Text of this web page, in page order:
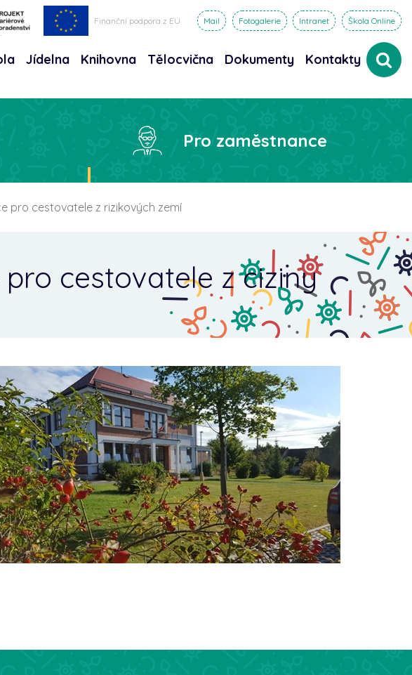
Finanční podpora z EU Mail Fotogalerie Intranet Škola Online
Jídelna Knihovna Tělocvična Dokumenty Kontakty
Pro zaměstnance
pro cestovatele z rizikových zemí
cestovatele z ciziny